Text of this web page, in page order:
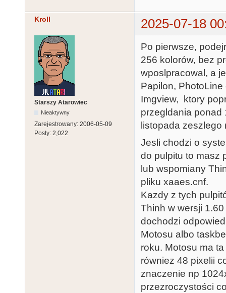
Kroll 2025-07-18
Starszy Atarowiec
Nieaktywny
Zarejestrowany: 2006-05-09
Posty: 2,022
Po pierwsze,
256 kolorów, bez
wposlpracowal, a
Papilon,
Imgview, ktory
przegldania ponad
listopada
Jesli chodzi o
do pulpitu to masz
lub wspomiany
pliku xaaes.cnf.
Kazdy z tych
Thinh w wersji
dochodzi
Motosu albo
roku. Motosu ma
równiez 48 pixelii
znaczenie np
przezroczystości